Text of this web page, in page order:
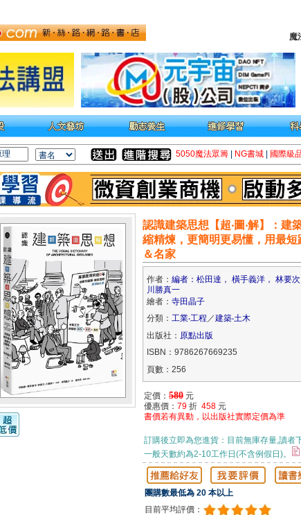
魔
5050魔法眾籌 NG書城 國際級
認識建築思想【超‧圖‧解】：建
縮精煉，更簡明更易懂，用最短
＆名家
作者： 編者：松田達， 橫手義洋， 林要次
川勝真一
繪者： 寺田晶子
分類： 工業‧工程 ／建築‧土木
出版社： 原點出版
ISBN：9786267669235
頁數：256
定價： 580 元
優惠價： 79 折 458 元
書價若有異動，以出版社實際定價為準
訂購後立即為您進貨：目前無庫存量,讀者
一般天數約為2-10工作日(不含例假日)。
團購數最低為 20 本以上
目前平均評價：